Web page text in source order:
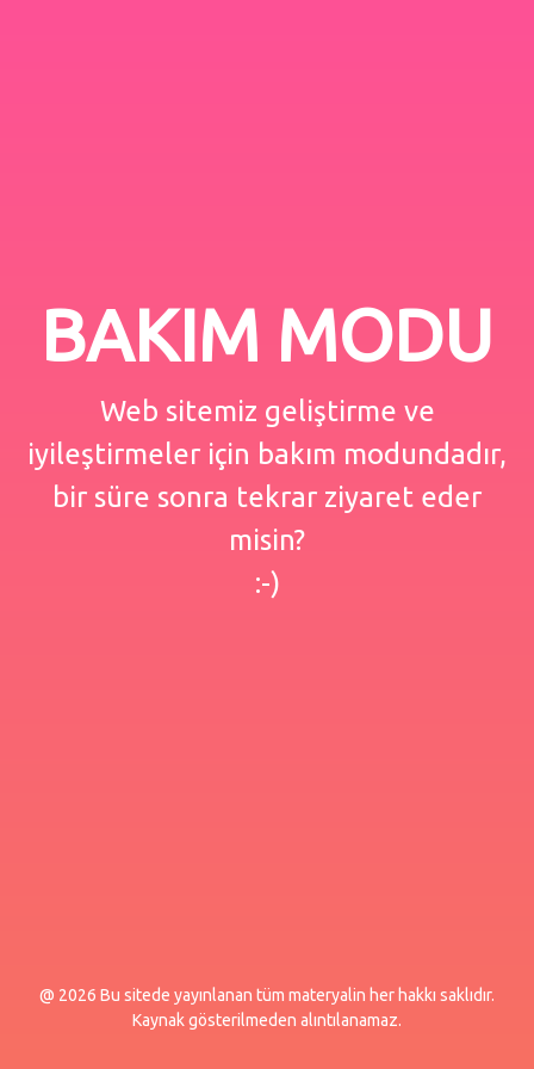
BAKIM MODU
Web sitemiz geliştirme ve
iyileştirmeler için bakım modundadır,
bir süre sonra tekrar ziyaret eder
misin?
:-)
@ 2026 Bu sitede yayınlanan tüm materyalin her hakkı saklıdır.
Kaynak gösterilmeden alıntılanamaz.